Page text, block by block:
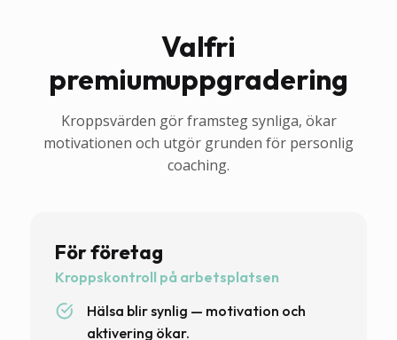
Valfri
premiumuppgradering
Kroppsvärden gör framsteg synliga, ökar
motivationen och utgör grunden för personlig
coaching.
För företag
Kroppskontroll på arbetsplatsen
Hälsa blir synlig — motivation och
aktivering ökar.